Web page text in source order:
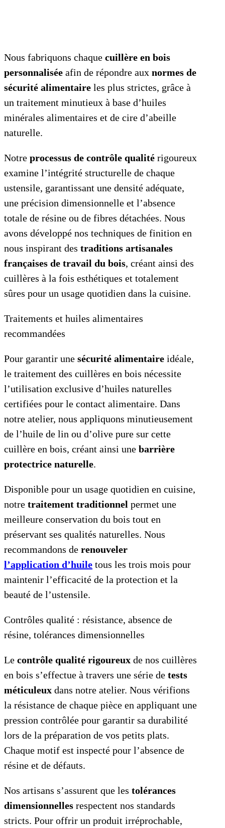
Nous fabriquons chaque cuillère en bois
personnalisée afin de répondre aux normes de
sécurité alimentaire les plus strictes, grâce à
un traitement minutieux à base d’huiles
minérales alimentaires et de cire d’abeille
naturelle.
Notre processus de contrôle qualité rigoureux
examine l’intégrité structurelle de chaque
ustensile, garantissant une densité adéquate,
une précision dimensionnelle et l’absence
totale de résine ou de fibres détachées. Nous
avons développé nos techniques de finition en
nous inspirant des traditions artisanales
françaises de travail du bois, créant ainsi des
cuillères à la fois esthétiques et totalement
sûres pour un usage quotidien dans la cuisine.
Traitements et huiles alimentaires
recommandées
Pour garantir une sécurité alimentaire idéale,
le traitement des cuillères en bois nécessite
l’utilisation exclusive d’huiles naturelles
certifiées pour le contact alimentaire. Dans
notre atelier, nous appliquons minutieusement
de l’huile de lin ou d’olive pure sur cette
cuillère en bois, créant ainsi une barrière
protectrice naturelle.
Disponible pour un usage quotidien en cuisine,
notre traitement traditionnel permet une
meilleure conservation du bois tout en
préservant ses qualités naturelles. Nous
recommandons de renouveler
l’application d’huile tous les trois mois pour
maintenir l’efficacité de la protection et la
beauté de l’ustensile.
Contrôles qualité : résistance, absence de
résine, tolérances dimensionnelles
Le contrôle qualité rigoureux de nos cuillères
en bois s’effectue à travers une série de tests
méticuleux dans notre atelier. Nous vérifions
la résistance de chaque pièce en appliquant une
pression contrôlée pour garantir sa durabilité
lors de la préparation de vos petits plats.
Chaque motif est inspecté pour l’absence de
résine et de défauts.
Nos artisans s’assurent que les tolérances
dimensionnelles respectent nos standards
stricts. Pour offrir un produit irréprochable,